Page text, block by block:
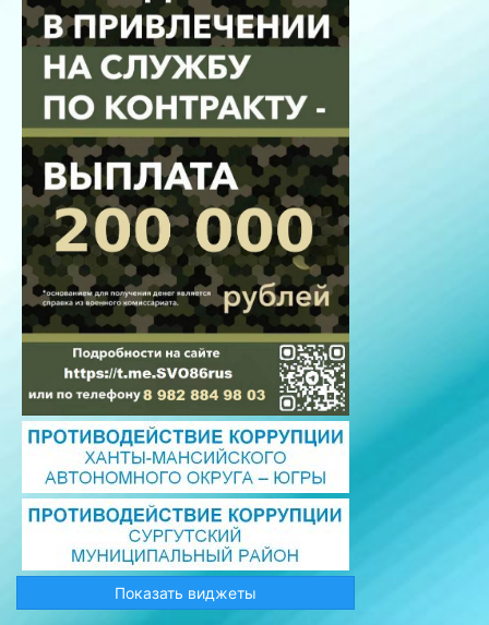
Показать виджеты